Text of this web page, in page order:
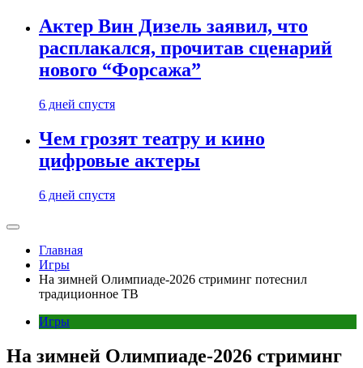
Актер Вин Дизель заявил, что
расплакался, прочитав сценарий
нового “Форсажа”
6 дней спустя
Чем грозят театру и кино
цифровые актеры
6 дней спустя
Главная
Игры
На зимней Олимпиаде-2026 стриминг потеснил
традиционное ТВ
Игры
На зимней Олимпиаде-2026 стриминг